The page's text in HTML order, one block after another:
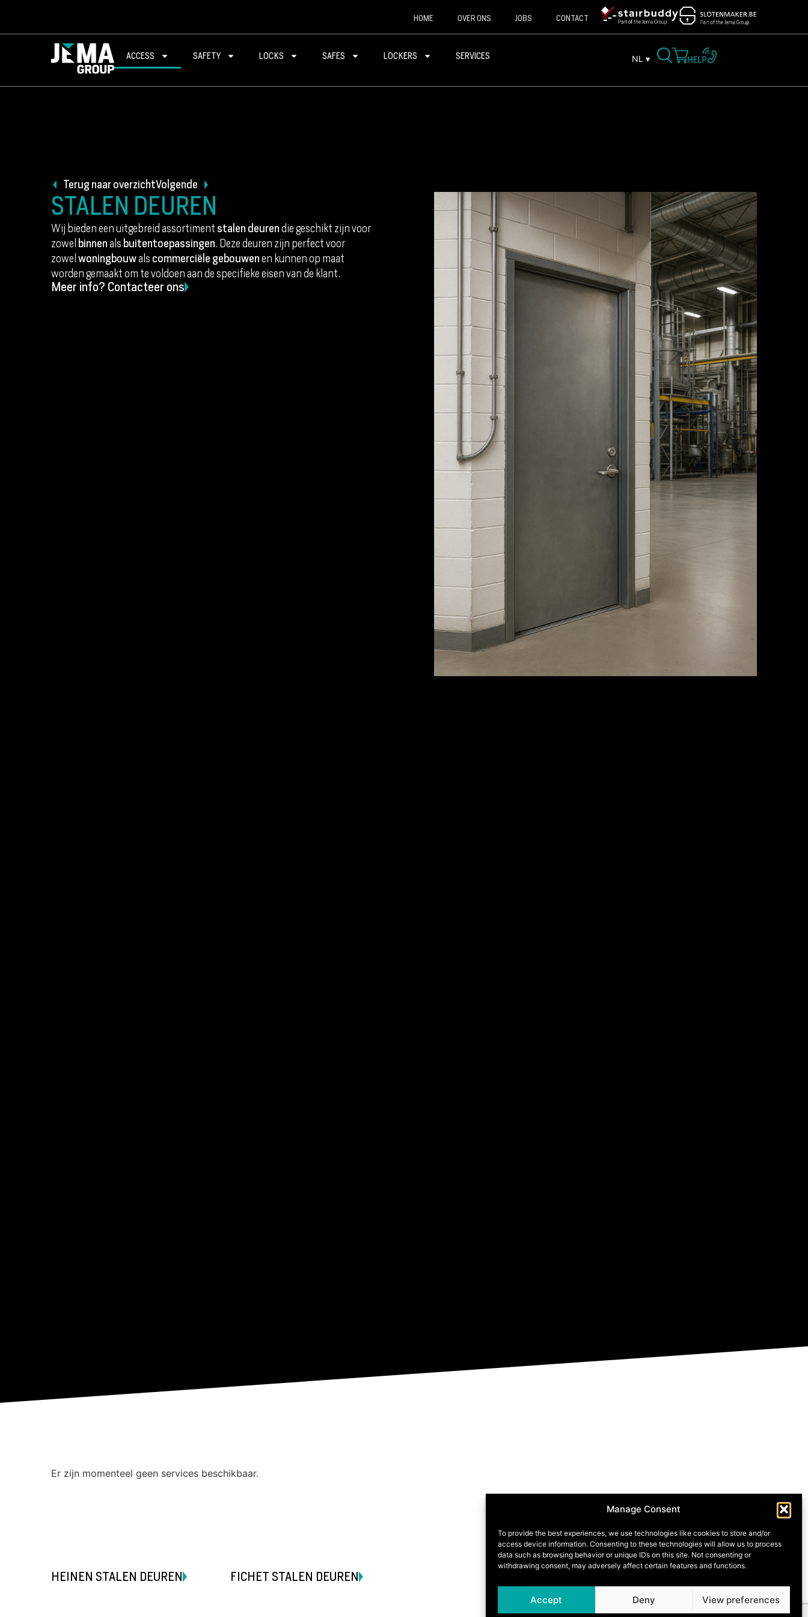
Manage Consent
To provide the best experiences, we use technologies like cookies to store and/or
access device information. Consenting to these technologies will allow us to process
data such as browsing behavior or unique IDs on this site. Not consenting or
withdrawing consent, may adversely affect certain features and functions.
Accept Deny View preferences
HOME OVER ONS JOBS CONTACT
ACCESS SAFETY LOCKS SAFES LOCKERS SERVICES NL ▾
Terug naar overzichtVolgende
STALEN DEUREN
Wij bieden een uitgebreid assortiment stalen deurendie geschikt zijn voor
zowel binnenals buitentoepassingen. Deze deuren zijn perfect voor
zowelwoningbouwals commerciële gebouwenen kunnen op maat
worden gemaakt om te voldoen aan de specifieke eisen van de klant.
Meer info? Contacteer ons
Er zijn momenteel geen services beschikbaar.
HEINEN STALEN DEUREN FICHET STALEN DEUREN